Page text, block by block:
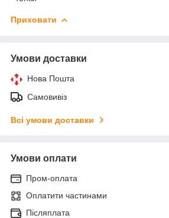
Приховати
Умови доставки
Нова Пошта
Самовивіз
Всі умови доставки
Умови оплати
Пром-оплата
Оплатити частинами
Післяплата